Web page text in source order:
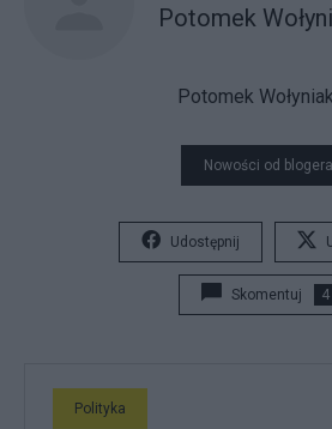
Potomek
Potomek
Nowości od blogera
Udostępnij
Skomentuj 4
Polityka